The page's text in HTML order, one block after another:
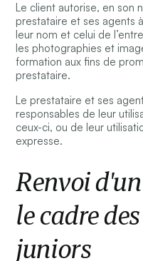
Le client autorise, en son
prestataire et ses agents
leur nom et celui de
les photographies et
formation aux fins de
prestataire.
Le prestataire et ses
responsables de leur
ceux-ci, ou de leur
expresse.
Renvoi
le cadre
juniors